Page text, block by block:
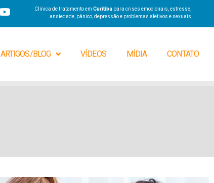
Clínica de tratamento emCuritiba para crises emocionais, estresse,
ansiedade, pânico, depressão e problemas afetivos e sexuais
ARTIGOS/BLOG VÍDEOS MÍDIA CONTATO